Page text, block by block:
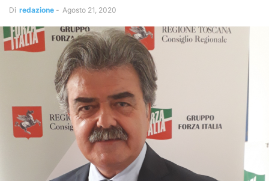
Di redazione - Agosto 21, 2020